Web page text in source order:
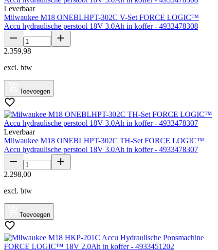
Leverbaar
Milwaukee M18 ONEBLHPT-302C V-Set FORCE LOGIC™
Accu hydraulische perstool 18V 3.0Ah in koffer - 4933478308
2.359,98
excl. btw
Toevoegen
Leverbaar
Milwaukee M18 ONEBLHPT-302C TH-Set FORCE LOGIC™
Accu hydraulische perstool 18V 3.0Ah in koffer - 4933478307
2.298,00
excl. btw
Toevoegen